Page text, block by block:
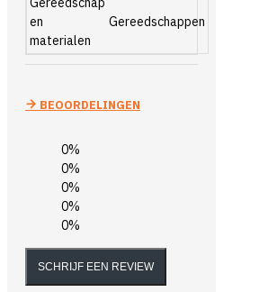
en
materialen
Gereedschappen
BEOORDELINGEN
0%
0%
0%
0%
0%
SCHRIJF EEN REVIEW